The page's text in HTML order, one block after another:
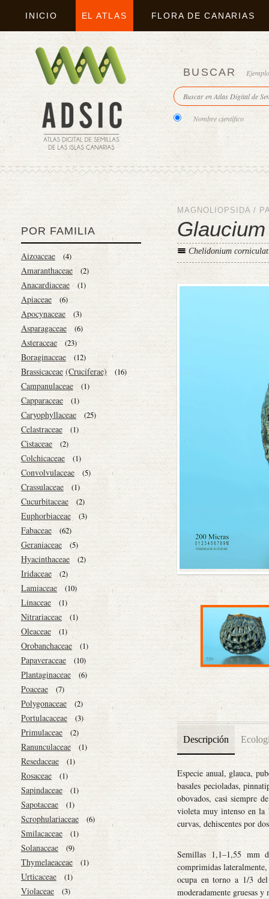
INICIO EL ATLAS FLORA DE CANARIAS
BUSCAR
Nombre científico
POR FAMILIA
Aizoaceae (4)
Amaranthaceae (2)
Anacardiaceae (1)
Apiaceae (6)
Apocynaceae (3)
Asparagaceae (6)
Asteraceae (23)
Boraginaceae (12)
Brassicaceae (Cruciferae) (16)
Campanulaceae (1)
Capparaceae (1)
Caryophyllaceae (25)
Celastraceae (1)
Cistaceae (2)
Colchicaceae (1)
Convolvulaceae (5)
Crassulaceae (1)
Cucurbitaceae (2)
Euphorbiaceae (3)
Fabaceae (62)
Geraniaceae (5)
Hyacinthaceae (2)
Iridaceae (2)
Lamiaceae (10)
Linaceae (1)
Nitrariaceae (1)
Oleaceae (1)
Orobanchaceae (1)
Papaveraceae (10)
Plantaginaceae (6)
Poaceae (7)
Polygonaceae (2)
Portulacaceae (3)
Primulaceae (2)
Ranunculaceae (1)
Resedaceae (1)
Rosaceae (1)
Sapindaceae (1)
Sapotaceae (1)
Scrophulariaceae (6)
Smilacaceae (1)
Solanaceae (9)
Thymelaeaceae (1)
Urticaceae (1)
Violaceae (3)
MAGNOLIOPSIDA /
Chelidonium
Descripción
Especie anual, glauca,
basales pecioladas,
obovados, casi siempre
violeta muy intenso en la
curvas, dehiscentes por
Semillas 1,1–1,55 mm
comprimidas
ocupa en torno a 1/3
moderadamente gruesas